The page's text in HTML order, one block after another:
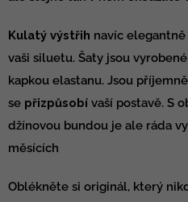
Kulatý výstřih navíc
vaši siluetu. Šaty jsou
kapkou elastanu. Jsou
se přizpůsobí vaší postavě. S
džínovou bundou je ale ráda
měsících
Oblékněte si originál, který